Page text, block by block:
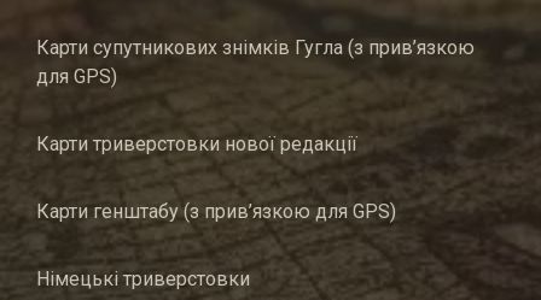
Карти супутникових знімків Гугла (з прив’язкою
для GPS)
Карти триверстовки нової редакції
Карти генштабу (з прив’язкою для GPS)
Німецькі триверстовки